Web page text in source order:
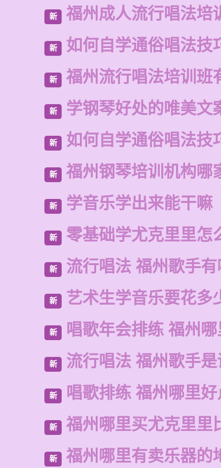
新 福州成人流行唱法培
新 如何自学通俗唱法技
新 福州流行唱法培训班
新 学钢琴好处的唯美文
新 如何自学通俗唱法技
新 福州钢琴培训机构哪
新 学音乐学出来能干嘛
新 零基础学尤克里里怎
新 流行唱法 福州歌手
新 艺术生学音乐要花多
新 唱歌年会排练 福州
新 流行唱法 福州歌手
新 唱歌排练 福州哪里
新 福州哪里买尤克里里
新 福州哪里有卖乐器的